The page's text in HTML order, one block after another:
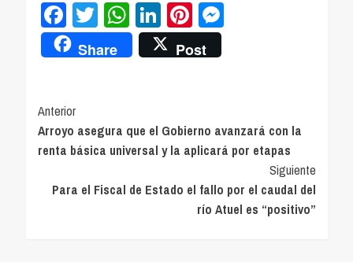
Facebook
Twitter
WhatsApp
LinkedIn
Pinterest
Messenger
Share Post
Navegación
de
entradas
Anterior
Arroyo asegura que el Gobierno avanzará con la
renta básica universal y la aplicará por etapas
Siguiente
Para el Fiscal de Estado el fallo por el caudal del
río Atuel es “positivo”